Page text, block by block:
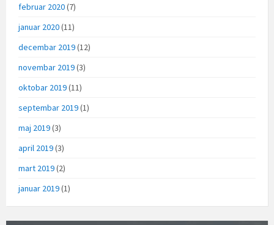
februar 2020(7)
januar 2020(11)
decembar 2019(12)
novembar 2019(3)
oktobar 2019(11)
septembar 2019(1)
maj 2019(3)
april 2019(3)
mart 2019(2)
januar 2019(1)